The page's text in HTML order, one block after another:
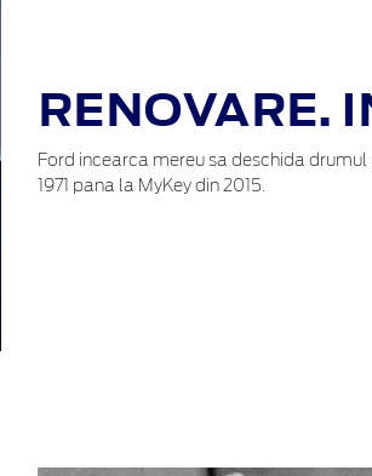
RENOVARE.
Ford incearca mereu sa deschida
1971 pana la MyKey din 2015.